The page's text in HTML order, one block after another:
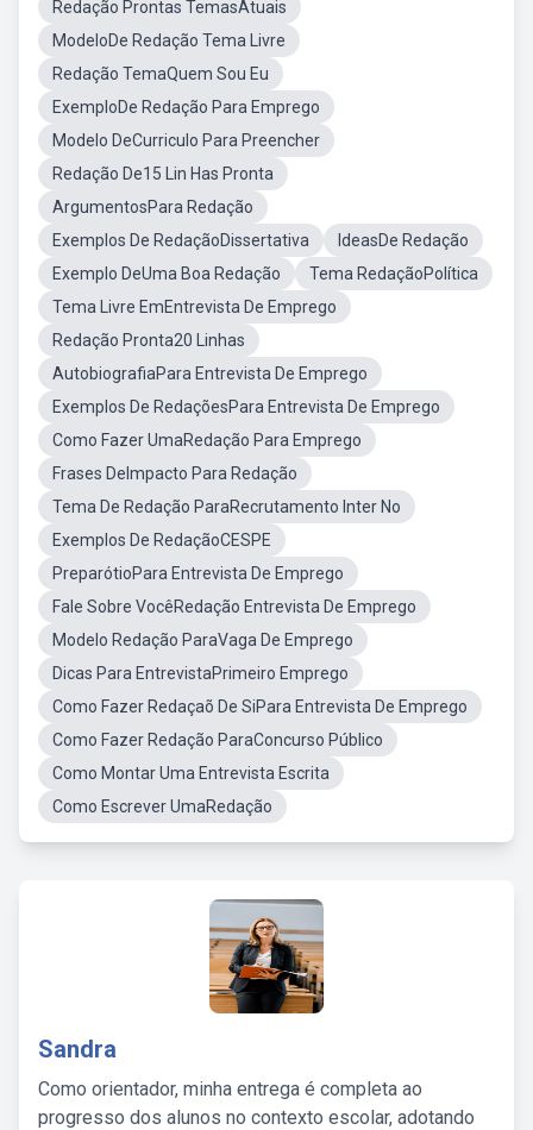
Redação Prontas TemasAtuais
ModeloDe Redação Tema Livre
Redação TemaQuem Sou Eu
ExemploDe Redação Para Emprego
Modelo DeCurriculo Para Preencher
Redação De15 Lin Has Pronta
ArgumentosPara Redação
Exemplos De RedaçãoDissertativa
IdeasDe Redação
Exemplo DeUma Boa Redação
Tema RedaçãoPolítica
Tema Livre EmEntrevista De Emprego
Redação Pronta20 Linhas
AutobiografiaPara Entrevista De Emprego
Exemplos De RedaçõesPara Entrevista De Emprego
Como Fazer UmaRedação Para Emprego
Frases DeImpacto Para Redação
Tema De Redação ParaRecrutamento Inter No
Exemplos De RedaçãoCESPE
PreparótioPara Entrevista De Emprego
Fale Sobre VocêRedação Entrevista De Emprego
Modelo Redação ParaVaga De Emprego
Dicas Para EntrevistaPrimeiro Emprego
Como Fazer Redaçaõ De SiPara Entrevista De Emprego
Como Fazer Redação ParaConcurso Público
Como Montar Uma Entrevista Escrita
Como Escrever UmaRedação
Sandra
Como orientador, minha entrega é completa ao
progresso dos alunos no contexto escolar, adotando